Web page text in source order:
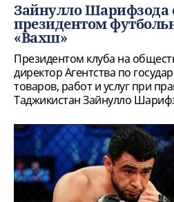
Зайнулло Шарифзода
президентом
«Вахш»
Президентом клуба на
директор Агентства по
товаров, работ и услуг при
Таджикистан Зайнулло